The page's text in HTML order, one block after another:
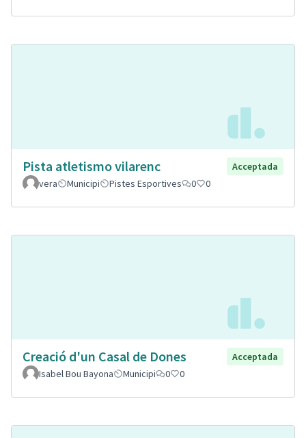
Pista atletismo vilarenc
Acceptada
vera
Municipi Pistes Esportives 0 0
Creació d'un Casal de Dones
Acceptada
Isabel Bou Bayona
Municipi 0 0